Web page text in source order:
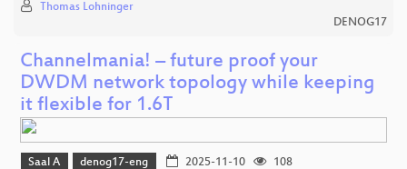
Thomas Lohninger
DENOG17
Channelmania! – future proof your
DWDM network topology while keeping
it flexible for 1.6T
Saal A denog17-eng 2025-11-10
108